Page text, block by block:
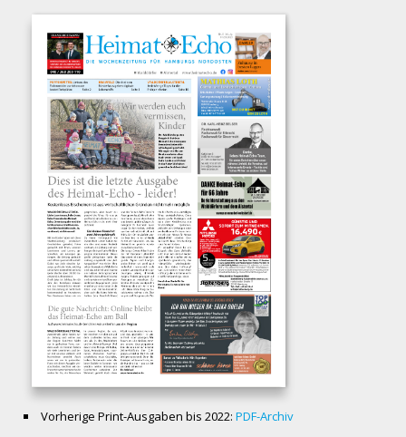
Vorherige Print-Ausgaben bis 2022: PDF-Archiv